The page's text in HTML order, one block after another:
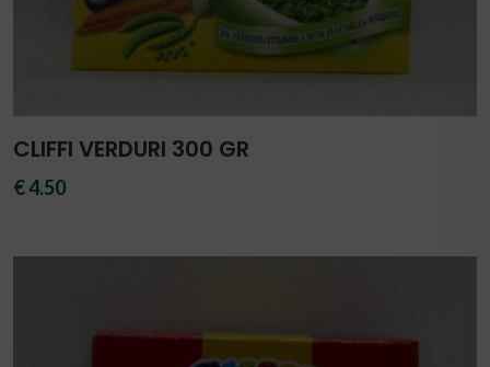
CLIFFI VERDURI 300 GR
€ 4.50